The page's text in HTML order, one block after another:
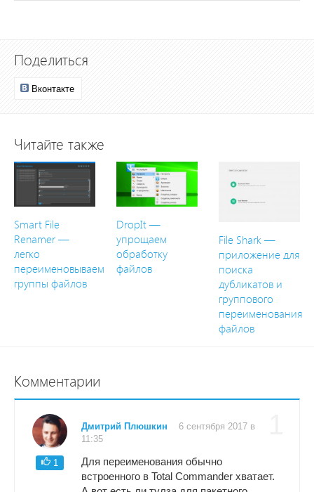
Поделиться
Вконтакте
Читайте также
Smart File
Renamer —
легко
переименовываем
группы файлов
DropIt —
упрощаем
обработку
файлов
File Shark —
приложение для
поиска
дубликатов и
группового
переименования
файлов
Комментарии
1
Дмитрий Плюшкин
6 сентября 2017 в
11:35
Для переименования обычно
встроенного в Total Commander хватает.